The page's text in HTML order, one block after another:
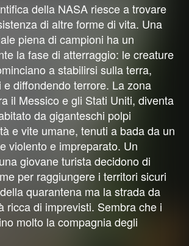
della NASA riesce a trovare
di altre forme di vita. Una
piena di campioni ha un
la fase di atterraggio: le creature
a stabilirsi sulla terra,
e diffondendo terrore. La zona
il Messico e gli Stati Uniti, diventa
da giganteschi polpi
e vite umane, tenuti a bada da un
violento e impreparato. Un
giovane turista decidono di
per raggiungere i territori sicuri
quarantena ma la strada da
ricca di imprevisti. Sembra che i
molto la compagnia degli